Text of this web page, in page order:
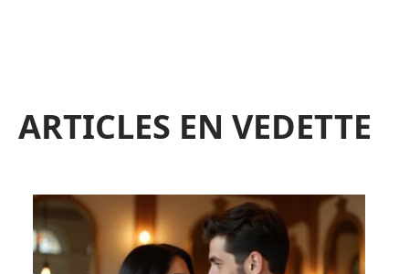
ARTICLES EN VEDETTE